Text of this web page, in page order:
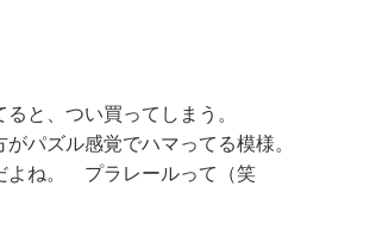
と、つい買ってしまう。
パズル感覚でハマってる模様。
よね。 プラレールって（笑